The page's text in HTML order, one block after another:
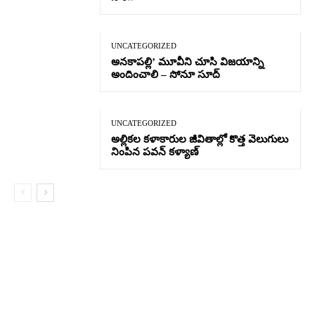
UNCATEGORIZED
అనకాపల్లి’ మూవీని చూసి విజయాన్ని
అందించాలి – సోనూ సూద్
UNCATEGORIZED
అల్లికల కళాకారుల జీవితాల్లో కొత్త వెలుగులు
నింపిన పవన్ కళ్యాణ్